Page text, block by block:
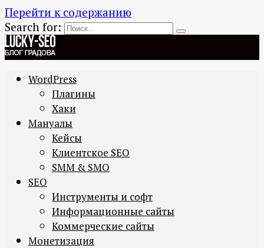
Перейти к содержанию
Search for:
WordPress
Плагины
Хаки
Мануалы
Кейсы
Клиентское SEO
SMM & SMO
SEO
Инструменты и софт
Информационные сайты
Коммерческие сайты
Монетизация